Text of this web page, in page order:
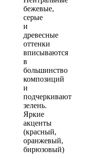
бежевые,
серые
и
древесные
оттенки
вписываются
в
большинство
композиций
и
подчеркивают
зелень.
Яркие
акценты
(красный,
оранжевый,
бирюзовый)